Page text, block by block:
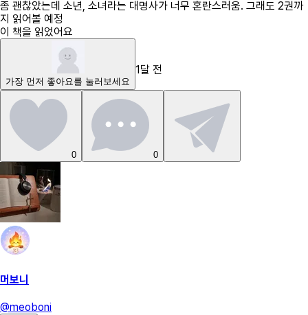
좀 괜찮았는데 소년, 소녀라는 대명사가 너무 혼란스러움. 그래도 2권까
지 읽어볼 예정
이 책을 읽었어요
가장 먼저 좋아요를 눌러보세요
1달 전
0 0
머보니
@meoboni